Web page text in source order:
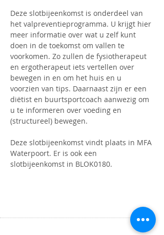
Deze slotbijeenkomst is onderdeel van
het valpreventieprogramma. U krijgt hier
meer informatie over wat u zelf kunt
doen in de toekomst om vallen te
voorkomen. Zo zullen de fysiotherapeut
en ergotherapeut iets vertellen over
bewegen in en om het huis en u
voorzien van tips. Daarnaast zijn er een
diëtist en buurtsportcoach aanwezig om
u te informeren over voeding en
(structureel) bewegen.
Deze slotbijeenkomst vindt plaats in MFA
Waterpoort. Er is ook een
slotbijeenkomst in BLOK0180.